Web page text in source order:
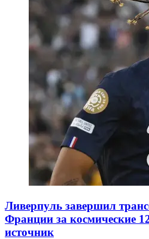
Ливерпуль завершил
Франции за космические
источник